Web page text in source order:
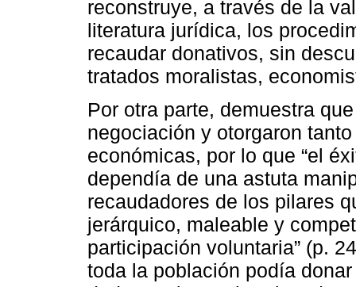
reconstruye, a través de la
literatura jurídica, los
recaudar donativos, sin
tratados moralistas,
Por otra parte, demuestra
negociación y otorgaron
económicas, por lo que “el
dependía de una astuta
recaudadores de los pilares
jerárquico, maleable y
participación voluntaria” (p.
toda la población podía